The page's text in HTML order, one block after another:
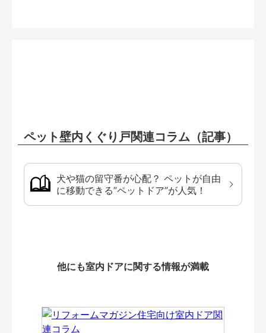
ペット壁内くぐり戸関連コラム（記事）
犬や猫の留守番が心配？ ペットが自由
に移動できる”ペットドア”が人気！
他にも室内ドアに関する情報が満載